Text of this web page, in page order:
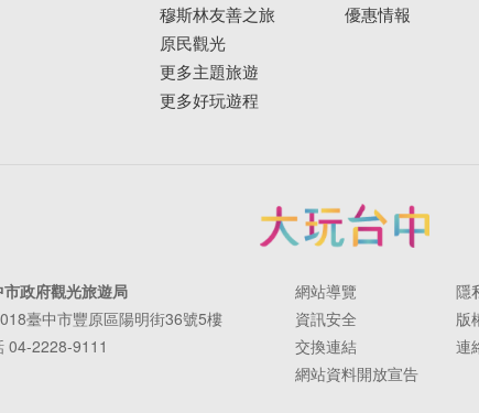
穆斯林友善之旅
原民觀光
更多主題旅遊
更多好玩遊程
優惠情報
市政府觀光旅遊局
臺中市豐原區陽明街36號5樓
04-2228-9111
網站導覽
隱
資訊安全
版
交換連結
連
網站資料開放宣告